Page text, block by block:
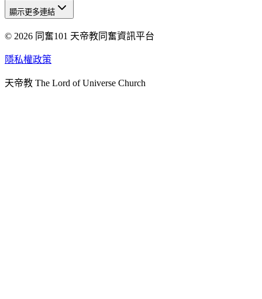
天人研究總院
天人研究學院
天人炁功院
顯示更多連結
© 2026 同奮101 天帝教同奮資訊平台
隱私權政策
天帝教 The Lord of Universe Church